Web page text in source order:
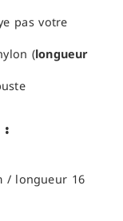
pas votre
(longueur
:
/ longueur 16